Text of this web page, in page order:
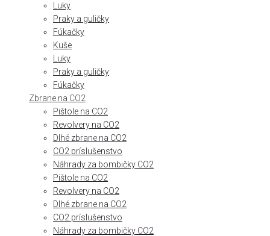
Luky
Praky a guličky
Fúkačky
Kuše
Luky
Praky a guličky
Fúkačky
Zbrane na CO2
Pištole na CO2
Revolvery na CO2
Dlhé zbrane na CO2
CO2 príslušenstvo
Náhrady za bombičky CO2
Pištole na CO2
Revolvery na CO2
Dlhé zbrane na CO2
CO2 príslušenstvo
Náhrady za bombičky CO2